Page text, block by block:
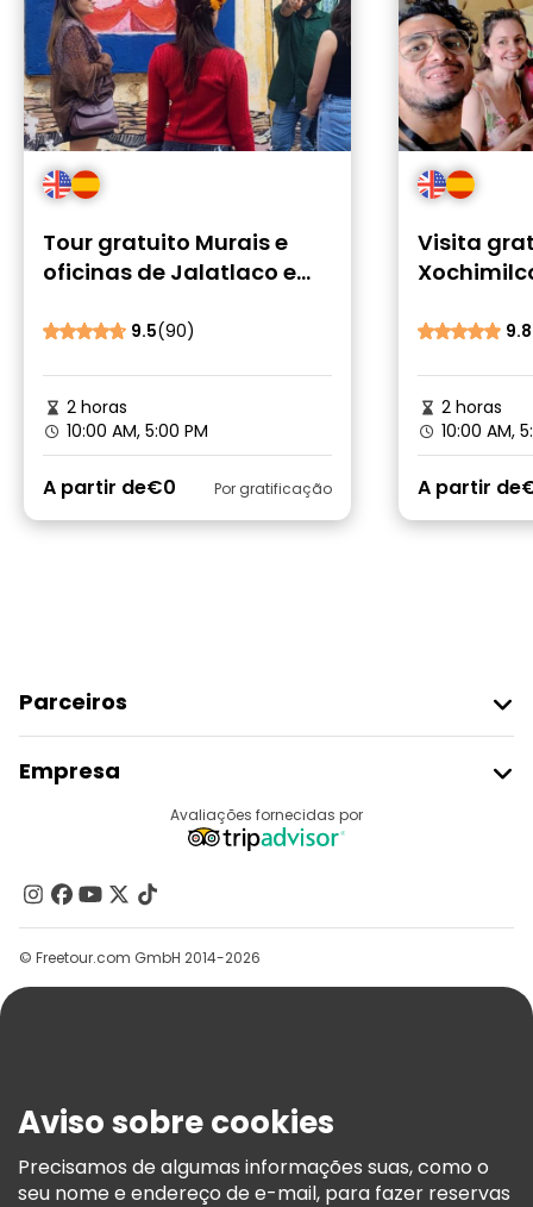
Tour gratuito Murais e
oficinas de Jalatlaco em
9.5(90)
2 horas
10:00 AM, 5:00 PM
A partir de€0 Por gratificação
Visita
e Arte
9.8
2 horas
10:00 AM,
A partir de
Parceiros
Registo Do Fornecedor
Programa De Afiliados
Empresa
Contacte-Nos
Grupos
Ajuda
Termos E Informações Legais
Política De Cookies
Freetour Prémios
Avaliações fornecidas por
© Freetour.com GmbH 2014-2026
Aviso sobre cookies
Precisamos de algumas informações suas, como o
seu nome e endereço de e-mail, para fazer reservas